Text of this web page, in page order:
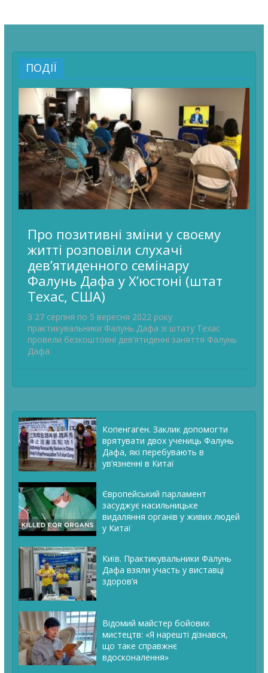
ПОДІЇ
Про позитивні зміни у своєму
житті розповіли слухачі
дев’ятиденного семінару
Фалунь Дафа у Х’юстоні (штат
Техас, США)
З 27 серпня по 5 вересня 2022 року
практикувальники Фалунь Дафа зі штату Техас
провели безкоштовні дев’ятиденні заняття Фалунь
Дафа
Копенгаген. Заклик допомогти
врятувати двох учениць Фалунь
Дафа, які перебувають в
ув’язненні в Китаї
Європейський парламент
засуджує насильницьке
видаляння органів у живих людей
у Китаї
Київ. Практикувальники Фалунь
Дафа взяли участь у виставці
здоров’я
Відомий майстер бойових
мистецтв: «Я нарешті дізнався,
що таке справжнє
вдосконалення»